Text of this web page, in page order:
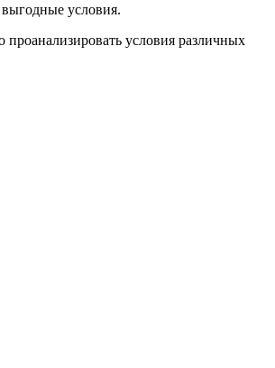
условия.
условия различных